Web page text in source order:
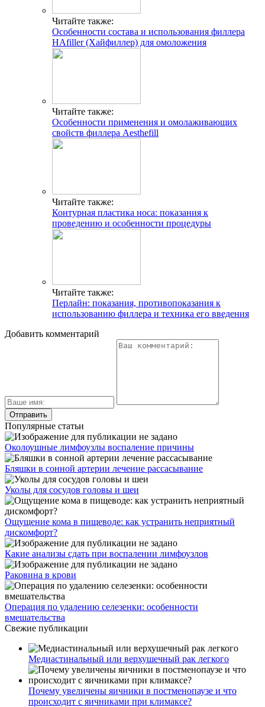
Читайте также:
Особенности состава и использования филлера
HAfiller (Хайфиллер) для омоложения
Читайте также:
Особенности применения и омолаживающих
свойств филлера Аesthefill
Читайте также:
Контурная пластика носа: показания к
проведению и особенности процедуры
Читайте также:
Перлайн: показания, противопоказания к
использованию филлера и техника его введения
Добавить комментарий
Популярные статьи
Околоушные лимфоузлы воспаление причины
Бляшки в сонной артерии лечение рассасывание
Уколы для сосудов головы и шеи
Ощущение кома в пищеводе: как устранить неприятный
дискомфорт?
Какие анализы сдать при воспалении лимфоузлов
Раковина в крови
Операция по удалению селезенки: особенности
вмешательства
Свежие публикации
Медиастинальный или верхушечный рак легкого
Почему увеличены яичники в постменопаузе и что
происходит с яичниками при климаксе?